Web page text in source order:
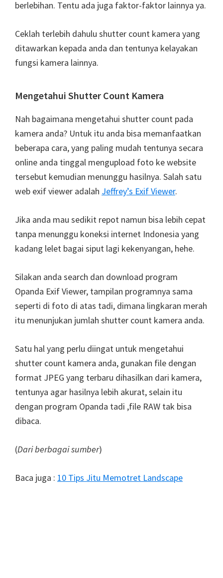
berlebihan. Tentu ada juga faktor-faktor lainnya ya.
Ceklah terlebih dahulu shutter count kamera yang
ditawarkan kepada anda dan tentunya kelayakan
fungsi kamera lainnya.
Mengetahui Shutter Count Kamera
Nah bagaimana mengetahui shutter count pada
kamera anda? Untuk itu anda bisa memanfaatkan
beberapa cara, yang paling mudah tentunya secara
online anda tinggal mengupload foto ke website
tersebut kemudian menunggu hasilnya. Salah satu
web exif viewer adalah Jeffrey’s Exif Viewer.
Jika anda mau sedikit repot namun bisa lebih cepat
tanpa menunggu koneksi internet Indonesia yang
kadang lelet bagai siput lagi kekenyangan, hehe.
Silakan anda search dan download program
Opanda Exif Viewer, tampilan programnya sama
seperti di foto di atas tadi, dimana lingkaran merah
itu menunjukan jumlah shutter count kamera anda.
Satu hal yang perlu diingat untuk mengetahui
shutter count kamera anda, gunakan file dengan
format JPEG yang terbaru dihasilkan dari kamera,
tentunya agar hasilnya lebih akurat, selain itu
dengan program Opanda tadi ,file RAW tak bisa
dibaca.
(Dari berbagai sumber)
Baca juga : 10 Tips Jitu Memotret Landscape